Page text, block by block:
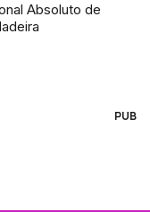
Absoluto de
PUB